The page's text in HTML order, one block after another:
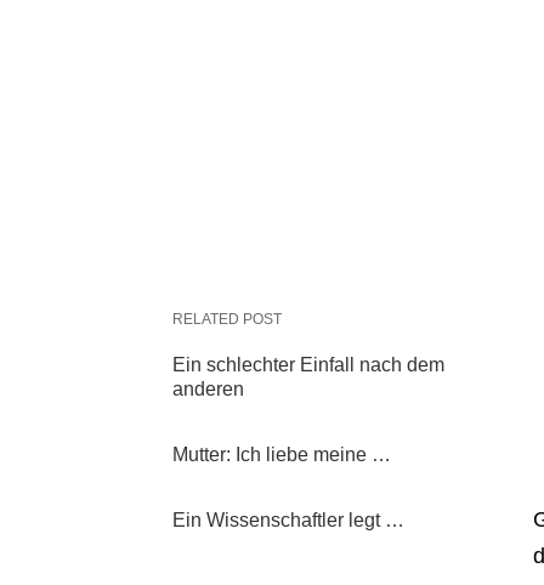
RELATED POST
Ein schlechter Einfall nach dem
anderen
Mutter: Ich liebe meine …
Ein Wissenschaftler legt …